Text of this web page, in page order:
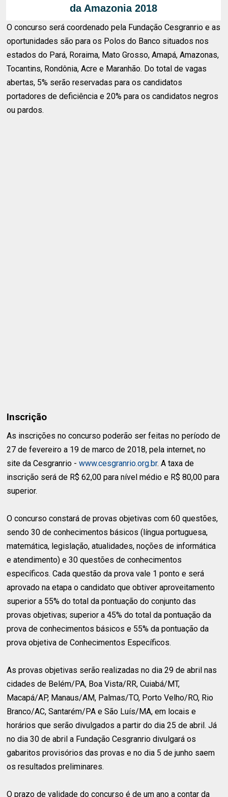
da Amazonia 2018
O concurso será coordenado pela Fundação Cesgranrio e as
oportunidades são para os Polos do Banco situados nos
estados do Pará, Roraima, Mato Grosso, Amapá, Amazonas,
Tocantins, Rondônia, Acre e Maranhão. Do total de vagas
abertas, 5% serão reservadas para os candidatos
portadores de deficiência e 20% para os candidatos negros
ou pardos.
Inscrição
As inscrições no concurso poderão ser feitas no período de
27 de fevereiro a 19 de marco de 2018, pela internet, no
site da Cesgranrio -www.cesgranrio.org.br. A taxa de
inscrição será de R$ 62,00 para nível médio e R$ 80,00 para
superior.
O concurso constará de provas objetivas com 60 questões,
sendo 30 de conhecimentos básicos (língua portuguesa,
matemática, legislação, atualidades, noções de informática
e atendimento) e 30 questões de conhecimentos
específicos. Cada questão da prova vale 1 ponto e será
aprovado na etapa o candidato que obtiver aproveitamento
superior a 55% do total da pontuação do conjunto das
provas objetivas; superior a 45% do total da pontuação da
prova de conhecimentos básicos e 55% da pontuação da
prova objetiva de Conhecimentos Específicos.
As provas objetivas serão realizadas no dia 29 de abril nas
cidades de Belém/PA, Boa Vista/RR, Cuiabá/MT,
Macapá/AP, Manaus/AM, Palmas/TO, Porto Velho/RO, Rio
Branco/AC, Santarém/PA e São Luís/MA, em locais e
horários que serão divulgados a partir do dia 25 de abril. Já
no dia 30 de abril a Fundação Cesgranrio divulgará os
gabaritos provisórios das provas e no dia 5 de junho saem
os resultados preliminares.
O prazo de validade do concurso é de um ano a contar da